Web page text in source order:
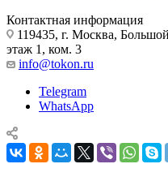
Контактная информация
119435, г. Москва,
этаж 1, ком. 3
info@tokon.ru
Telegram
WhatsApp